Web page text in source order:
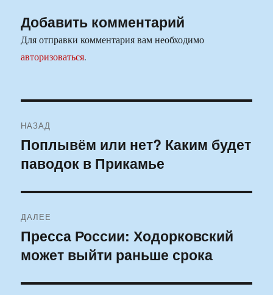
Добавить комментарий
Для отправки комментария вам необходимо
авторизоваться.
по
записям
НАЗАД
Предыдущая
запись:
Поплывём или нет? Каким будет
паводок в Прикамье
ДАЛЕЕ
Следующая
запись:
Пресса России: Ходорковский
может выйти раньше срока